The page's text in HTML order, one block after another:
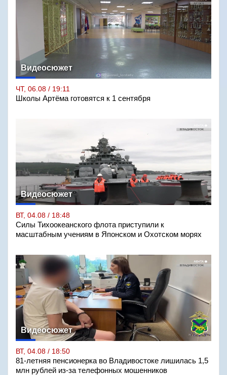
Видеосюжет
ЧТ, 06.08 / 19:11
Школы Артёма готовятся к 1 сентября
Видеосюжет
ВТ, 04.08 / 18:48
Силы Тихоокеанского флота приступили к
масштабным учениям в Японском и Охотском морях
Видеосюжет
ВТ, 04.08 / 18:50
81-летняя пенсионерка во Владивостоке лишилась 1,5
млн рублей из-за телефонных мошенников